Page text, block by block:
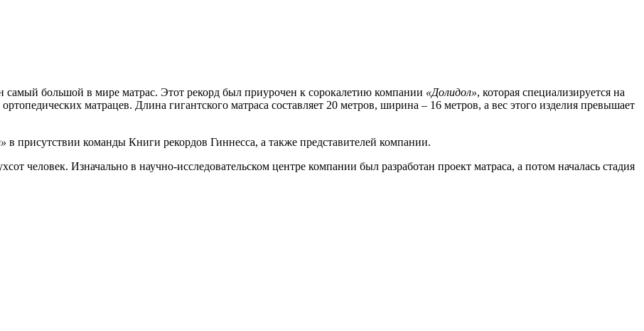
самый большой в мире матрас. Этот рекорд был приурочен к сорокалетию компании «Долидол», которая специализируется на
матрацев. Длина гигантского матраса составляет 20 метров, ширина – 16 метров, а вес этого изделия превышает
в присутствии команды Книги рекордов Гиннесса, а также представителей компании.
человек. Изначально в научно-исследовательском центре компании был разработан проект матраса, а потом началась стадия